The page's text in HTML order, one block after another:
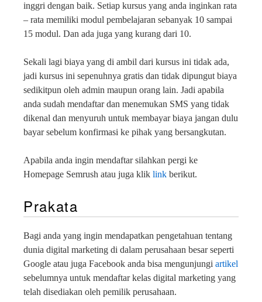
inggri dengan baik. Setiap kursus yang anda inginkan rata
– rata memiliki modul pembelajaran sebanyak 10 sampai
15 modul. Dan ada juga yang kurang dari 10.
Sekali lagi biaya yang di ambil dari kursus ini tidak ada,
jadi kursus ini sepenuhnya gratis dan tidak dipungut biaya
sedikitpun oleh admin maupun orang lain. Jadi apabila
anda sudah mendaftar dan menemukan SMS yang tidak
dikenal dan menyuruh untuk membayar biaya jangan dulu
bayar sebelum konfirmasi ke pihak yang bersangkutan.
Apabila anda ingin mendaftar silahkan pergi ke
Homepage Semrush atau juga klik link berikut.
Prakata
Bagi anda yang ingin mendapatkan pengetahuan tentang
dunia digital marketing di dalam perusahaan besar seperti
Google atau juga Facebook anda bisa mengunjungi artikel
sebelumnya untuk mendaftar kelas digital marketing yang
telah disediakan oleh pemilik perusahaan.